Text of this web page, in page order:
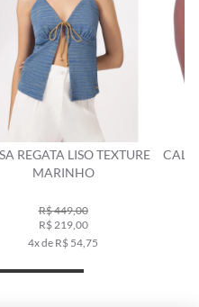
CALCINHA LACINHO MIRACLE
UP SALT MARINHO
R$ 189,00
R$ 129,00
2x de R$ 64,50